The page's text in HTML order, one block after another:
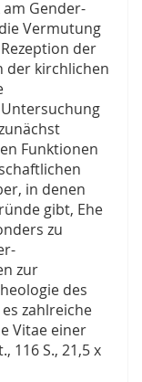
Gender-
Vermutung
der
der kirchlichen
Funktionen
in denen
gibt, Ehe
zu
zur
des
zahlreiche
Vitae einer
116 S., 21,5 x